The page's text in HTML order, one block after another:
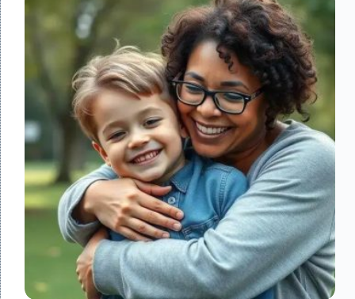
Importância
da
Saúde
Mental
na
Maternidade